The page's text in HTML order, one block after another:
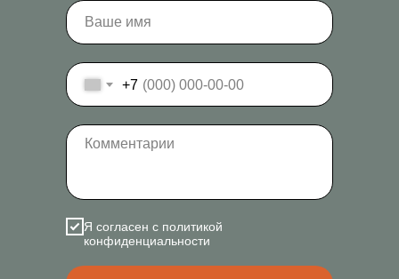
+7
Я согласен с политикой
конфиденциальности